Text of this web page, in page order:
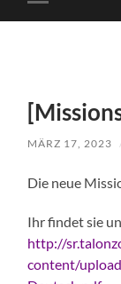
Mobile-
Menü
MÄRZ 17, 2023
Die neue
Ihr findet sie
http://
content/